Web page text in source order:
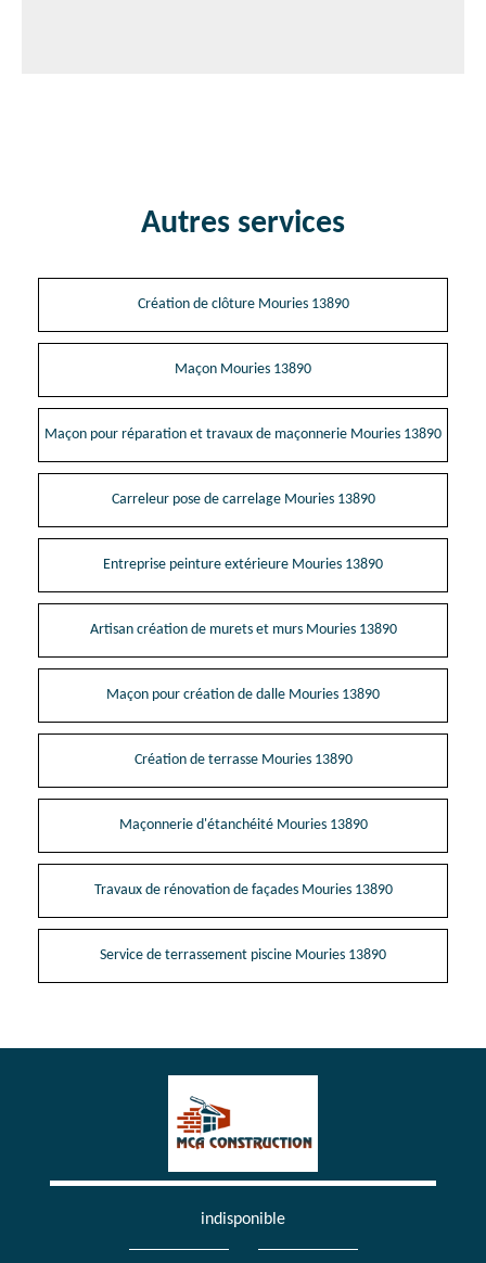
Autres services
Création de clôture Mouries 13890
Maçon Mouries 13890
Maçon pour réparation et travaux de maçonnerie Mouries 13890
Carreleur pose de carrelage Mouries 13890
Entreprise peinture extérieure Mouries 13890
Artisan création de murets et murs Mouries 13890
Maçon pour création de dalle Mouries 13890
Création de terrasse Mouries 13890
Maçonnerie d'étanchéité Mouries 13890
Travaux de rénovation de façades Mouries 13890
Service de terrassement piscine Mouries 13890
indisponible